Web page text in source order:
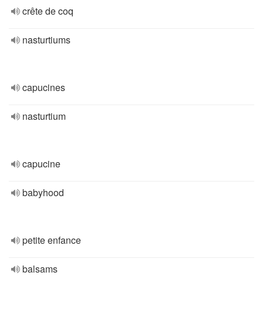
crête de coq
nasturtiums
capucines
nasturtium
capucine
babyhood
petite enfance
balsams